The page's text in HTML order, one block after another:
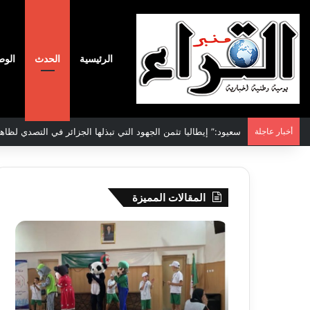
الرئيسية الحدث
أخبار عاجلة سعيود:” إيطاليا تثمن الجهود التي تبذلها الجزائر في التصدي
المقالات المميزة
جيجل:
انطلاق
المخيم
لفائدة